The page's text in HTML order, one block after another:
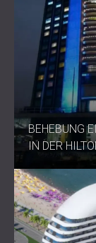
BEHEBUNG
IN DER